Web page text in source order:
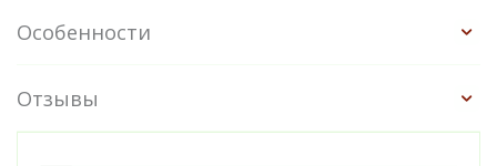
Особенности
Отзывы